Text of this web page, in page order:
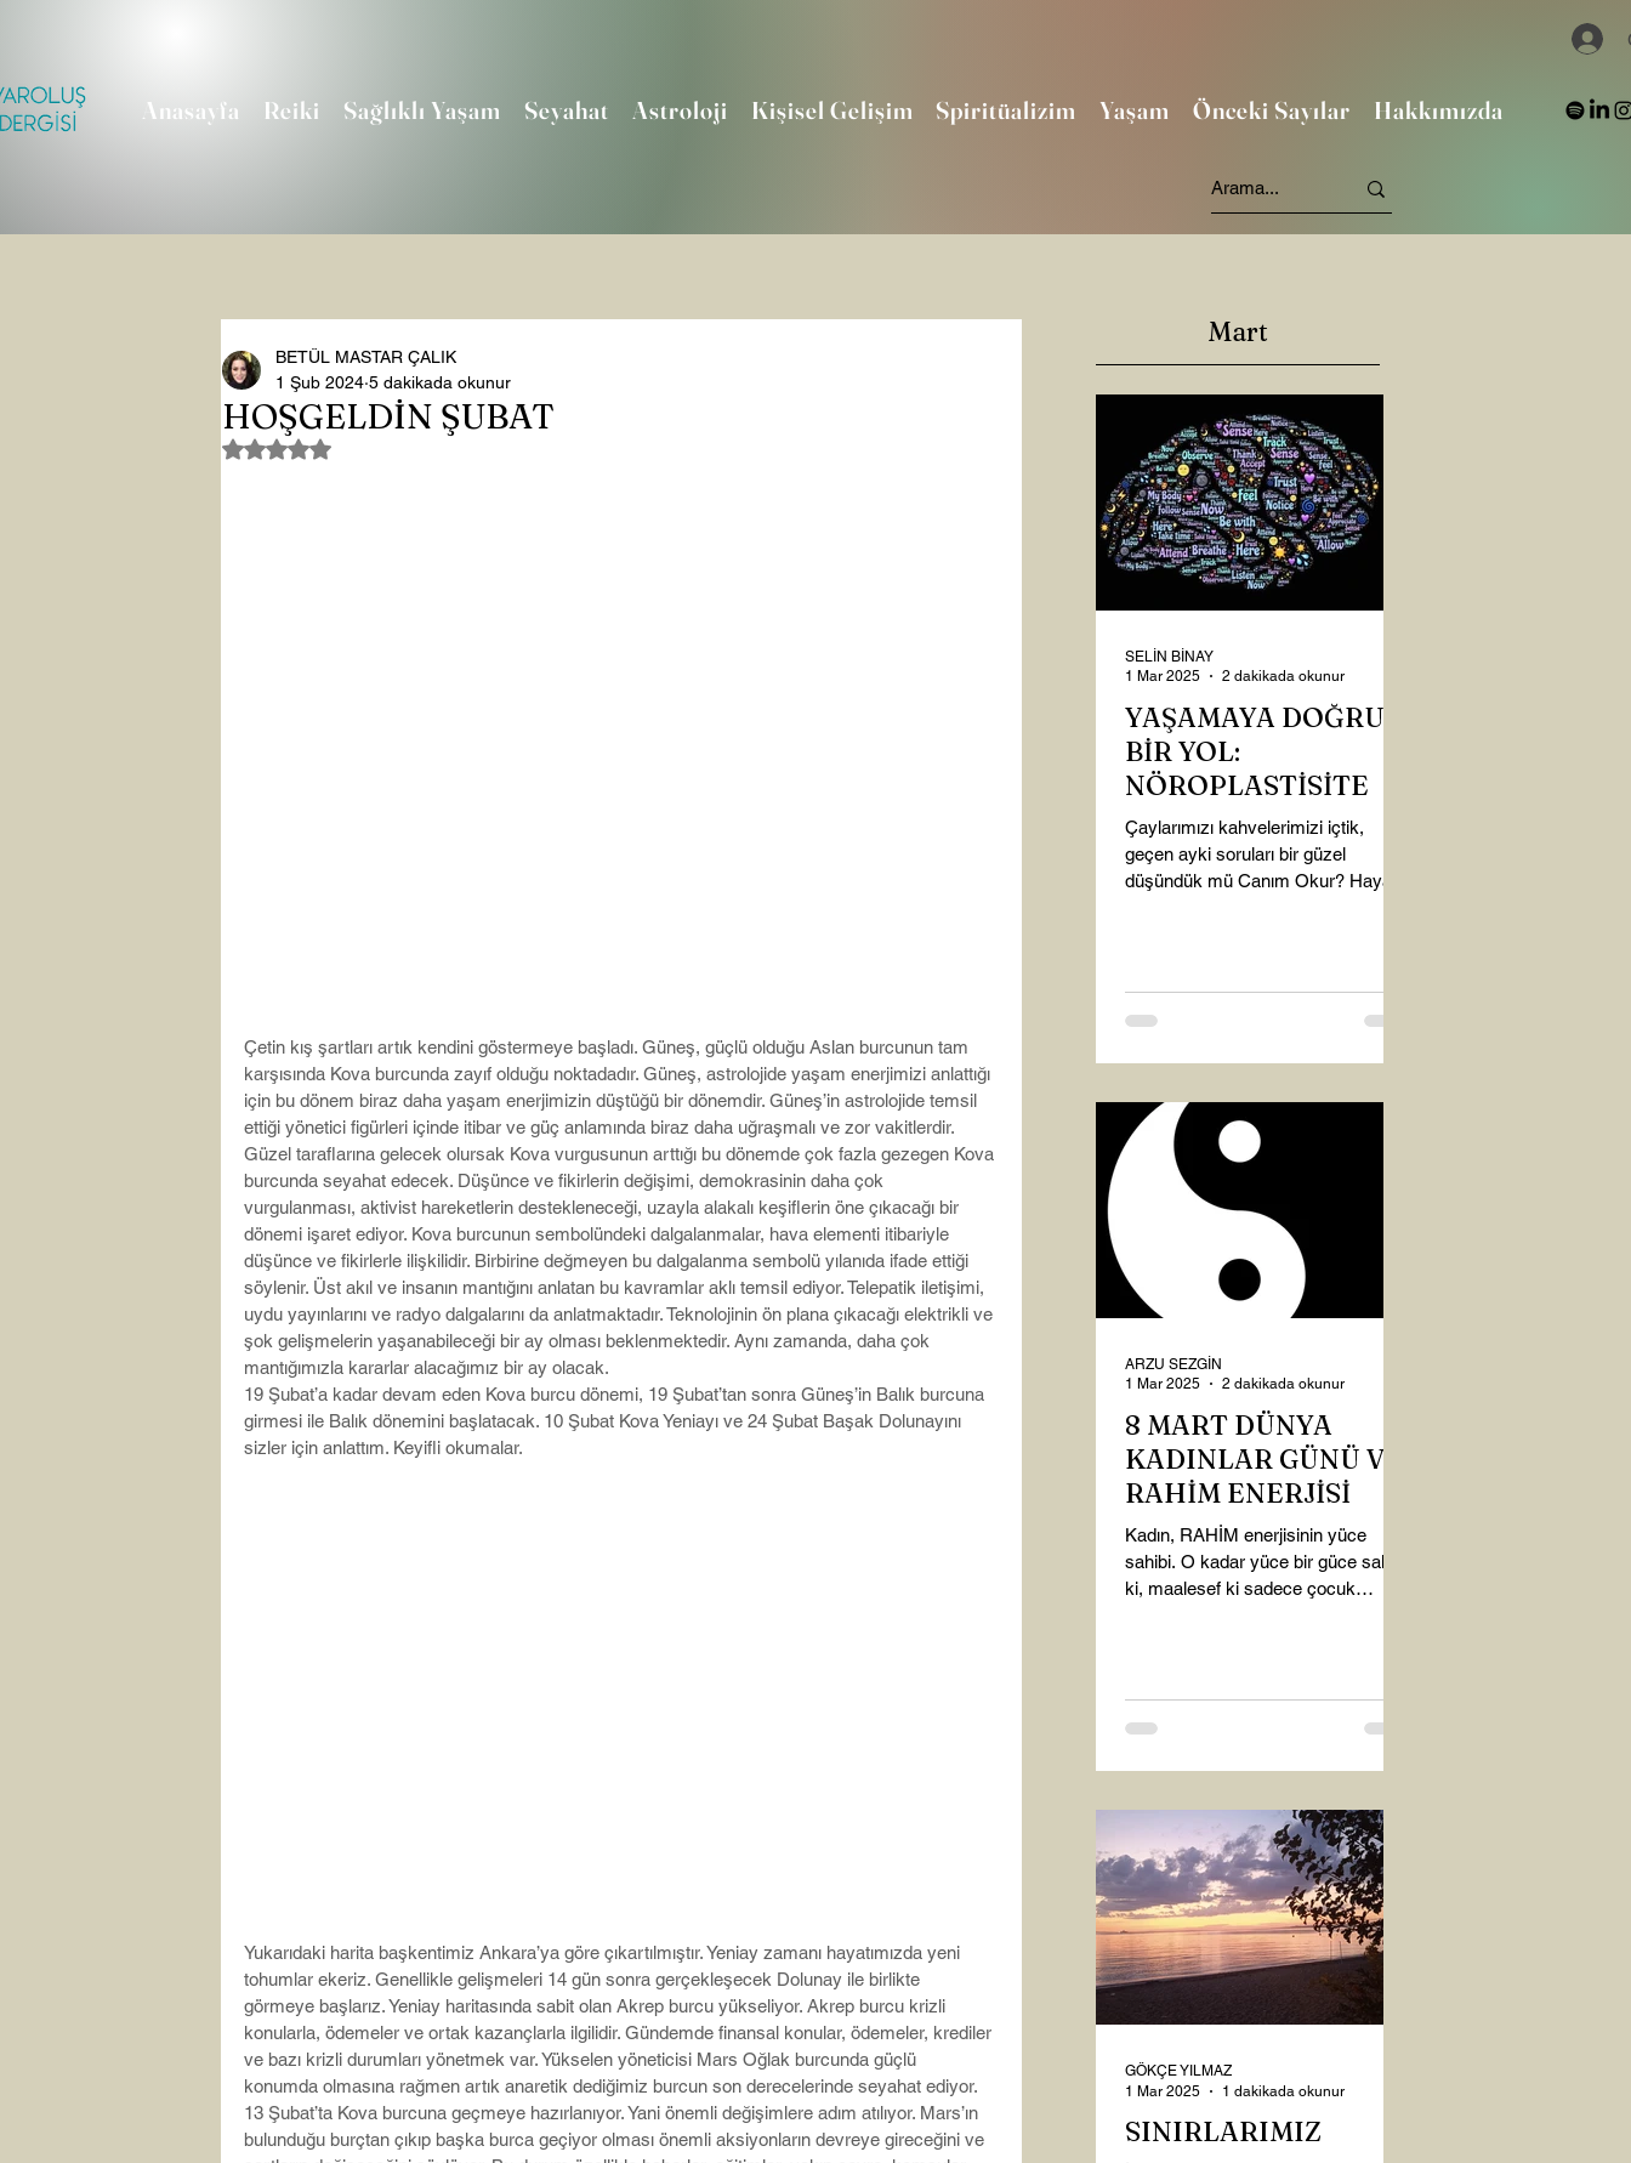
Anasayfa Reiki Sağlıklı Yaşam Seyahat Astroloji Kişisel Gelişim Spiritüalizim Yaşam Önceki Sayılar Hakkımızda
HOŞGELDİN ŞUBAT
BETÜL MASTAR ÇALIK
1 Şub 2024 5 dakikada okunur
5 üzerinden NaN yıldız
Çetin kış şartları artık kendini göstermeye başladı. Güneş, güçlü olduğu Aslan burcunun tam
karşısında Kova burcunda zayıf olduğu noktadadır. Güneş, astrolojide yaşam enerjimizi anlattığı
için bu dönem biraz daha yaşam enerjimizin düştüğü bir dönemdir. Güneş’in astrolojide temsil
ettiği yönetici figürleri içinde itibar ve güç anlamında biraz daha uğraşmalı ve zor vakitlerdir.
Güzel taraflarına gelecek olursak Kova vurgusunun arttığı bu dönemde çok fazla gezegen Kova
burcunda seyahat edecek. Düşünce ve fikirlerin değişimi, demokrasinin daha çok
vurgulanması, aktivist hareketlerin destekleneceği, uzayla alakalı keşiflerin öne çıkacağı bir
dönemi işaret ediyor. Kova burcunun sembolündeki dalgalanmalar, hava elementi itibariyle
düşünce ve fikirlerle ilişkilidir. Birbirine değmeyen bu dalgalanma sembolü yılanıda ifade ettiği
söylenir. Üst akıl ve insanın mantığını anlatan bu kavramlar aklı temsil ediyor. Telepatik iletişimi,
uydu yayınlarını ve radyo dalgalarını da anlatmaktadır. Teknolojinin ön plana çıkacağı elektrikli ve
şok gelişmelerin yaşanabileceği bir ay olması beklenmektedir. Aynı zamanda, daha çok
mantığımızla kararlar alacağımız bir ay olacak.
19 Şubat’a kadar devam eden Kova burcu dönemi, 19 Şubat’tan sonra Güneş’in Balık burcuna
girmesi ile Balık dönemini başlatacak. 10 Şubat Kova Yeniayı ve 24 Şubat Başak Dolunayını
sizler için anlattım. Keyifli okumalar.
Yukarıdaki harita başkentimiz Ankara’ya göre çıkartılmıştır. Yeniay zamanı hayatımızda yeni
tohumlar ekeriz. Genellikle gelişmeleri 14 gün sonra gerçekleşecek Dolunay ile birlikte
görmeye başlarız. Yeniay haritasında sabit olan Akrep burcu yükseliyor. Akrep burcu krizli
konularla, ödemeler ve ortak kazançlarla ilgilidir. Gündemde finansal konular, ödemeler, krediler
ve bazı krizli durumları yönetmek var. Yükselen yöneticisi Mars Oğlak burcunda güçlü
konumda olmasına rağmen artık anaretik dediğimiz burcun son derecelerinde seyahat ediyor.
13 Şubat’ta Kova burcuna geçmeye hazırlanıyor. Yani önemli değişimlere adım atılıyor. Mars’ın
bulunduğu burçtan çıkıp başka burca geçiyor olması önemli aksiyonların devreye gireceğini ve
Mart
YAŞAMAYA DOĞRU
BİR YOL:
NÖROPLASTİSİTE
Çaylarımızı kahvelerimizi içtik,
geçen ayki soruları bir güzel
düşündük mü Canım Okur? Hayatta
SELİN BİNAY
1 Mar 2025
2 dakikada okunur
8 MART DÜNYA
KADINLAR GÜNÜ VE
RAHİM ENERJİSİ
Kadın, RAHİM enerjisinin yüce
sahibi. O kadar yüce bir güce sahip
ki, maalesef ki sadece çocuk
ARZU SEZGİN
1 Mar 2025
2 dakikada okunur
SINIRLARIMIZ
GÖKÇE YILMAZ
1 Mar 2025
1 dakikada okunur